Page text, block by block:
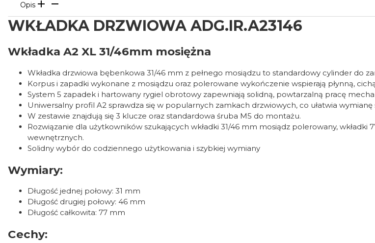
Opis
WKŁADKA DRZWIOWA ADG.IR.A23146
Wkładka A2 XL 31/46mm mosiężna
Wkładka drzwiowa bębenkowa 31/46 mm z pełnego mosiądzu to standardowy cylinder do
Korpus i zapadki wykonane z mosiądzu oraz polerowane wykończenie wspierają płynną,
System 5 zapadek i hartowany rygiel obrotowy zapewniają solidną, powtarzalną pracę
Uniwersalny profil A2 sprawdza się w popularnych zamkach drzwiowych, co ułatwia
W zestawie znajdują się 3 klucze oraz standardowa śruba M5 do montażu.
Rozwiązanie dla użytkowników szukających wkładki 31/46 mm mosiądz polerowany,
wewnętrznych.
Solidny wybór do codziennego użytkowania i szybkiej wymiany
Wymiary:
Długość jednej połowy: 31 mm
Długość drugiej połowy: 46 mm
Długość całkowita: 77 mm
Cechy: